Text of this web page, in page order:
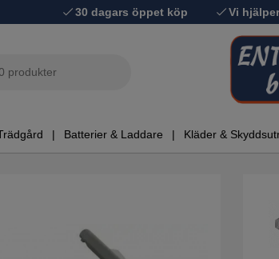
30 dagars öppet köp Vi
Batterier & Laddare Kläder &